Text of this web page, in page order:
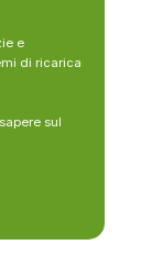
e
di ricarica
sul